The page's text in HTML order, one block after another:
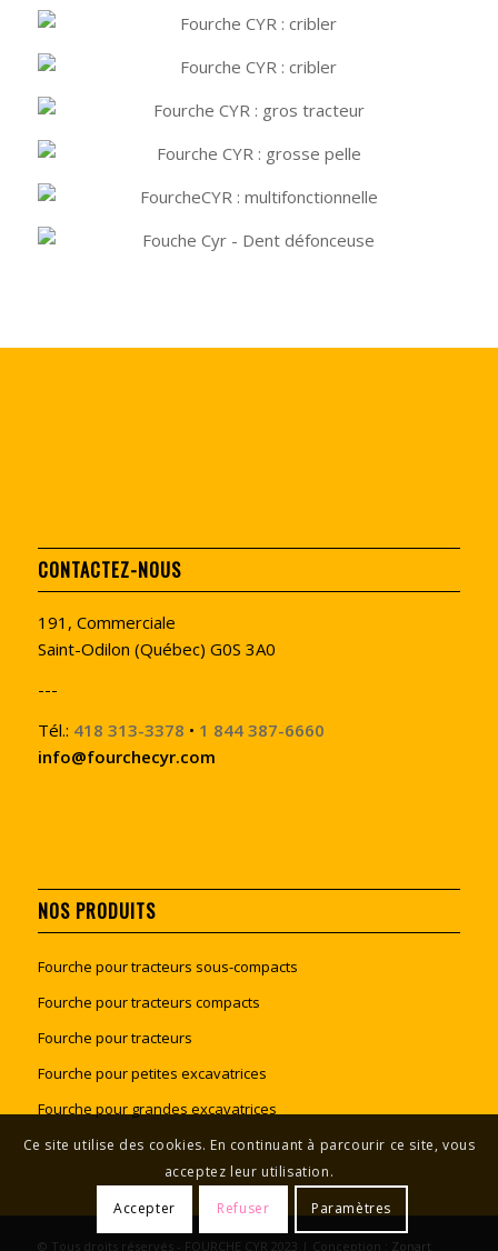
CONTACTEZ-NOUS
191, Commerciale
Saint-Odilon (Québec) G0S 3A0
---
Tél.: 418 313-3378 • 1 844 387-6660
info@fourchecyr.com
NOS PRODUITS
Fourche pour tracteurs sous-compacts
Fourche pour tracteurs compacts
Fourche pour tracteurs
Fourche pour petites excavatrices
Fourche pour grandes excavatrices
© Tous droits réservés - FOURCHE CYR 2023 | Conception : Zonart
Ce site utilise des cookies. En continuant à parcourir ce site, vous
acceptez leur utilisation.
Accepter
Refuser Paramètres